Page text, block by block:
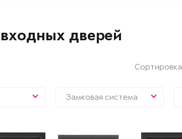
дверей
Сортировка
Замковая система